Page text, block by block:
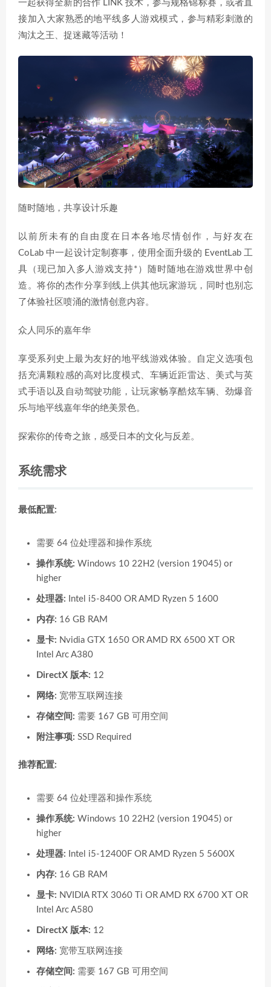
一起获得全新的合作 LINK 技术，参与规格锦标赛，或者直
接加入大家熟悉的地平线多人游戏模式，参与精彩刺激的
淘汰之王、捉迷藏等活动！
随时随地，共享设计乐趣
以前所未有的自由度在日本各地尽情创作，与好友在
CoLab 中一起设计定制赛事，使用全面升级的 EventLab 工
具（现已加入多人游戏支持*）随时随地在游戏世界中创
造。将你的杰作分享到线上供其他玩家游玩，同时也别忘
了体验社区喷涌的激情创意内容。
众人同乐的嘉年华
享受系列史上最为友好的地平线游戏体验。自定义选项包
括充满颗粒感的高对比度模式、车辆近距雷达、美式与英
式手语以及自动驾驶功能，让玩家畅享酷炫车辆、劲爆音
乐与地平线嘉年华的绝美景色。
探索你的传奇之旅，感受日本的文化与反差。
系统需求
最低配置:
需要 64 位处理器和操作系统
操作系统: Windows 10 22H2 (version 19045) or
higher
处理器: Intel i5-8400 OR AMD Ryzen 5 1600
内存: 16 GB RAM
显卡: Nvidia GTX 1650 OR AMD RX 6500 XT OR
Intel Arc A380
DirectX 版本: 12
网络: 宽带互联网连接
存储空间: 需要 167 GB 可用空间
附注事项: SSD Required
推荐配置:
需要 64 位处理器和操作系统
操作系统: Windows 10 22H2 (version 19045) or
higher
处理器: Intel i5-12400F OR AMD Ryzen 5 5600X
内存: 16 GB RAM
显卡: NVIDIA RTX 3060 Ti OR AMD RX 6700 XT OR
Intel Arc A580
DirectX 版本: 12
网络: 宽带互联网连接
存储空间: 需要 167 GB 可用空间